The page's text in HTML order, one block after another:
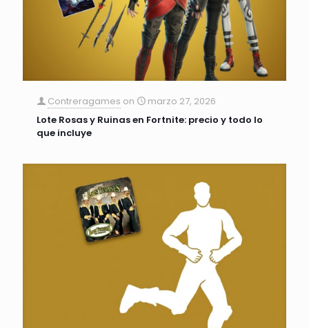
Contreragames on
marzo 27, 2026
Lote Rosas y Ruinas en Fortnite: precio y todo lo
que incluye